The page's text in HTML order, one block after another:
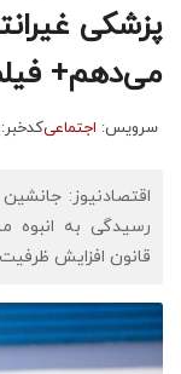
پزشکی
می‌دهم+
سرویس: اجتماعیکدخبر: ۷۴۶۴۱۲
اقتصادنیوز:
رسیدگی به انبوه
قانون افزایش